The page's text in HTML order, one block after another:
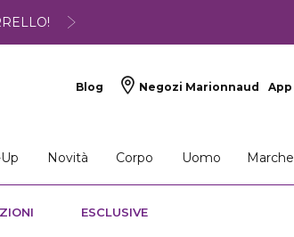
Blog Negozi Marionnaud App
Novità Corpo Uomo Marche
ESCLUSIVE